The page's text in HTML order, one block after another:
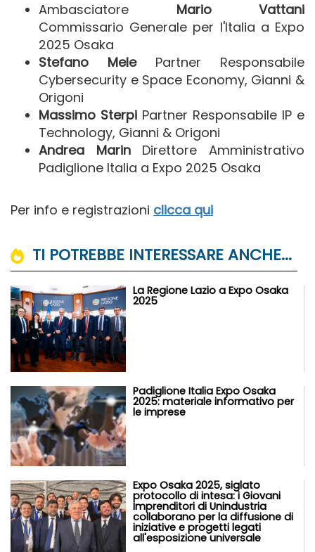
Ambasciatore Mario Vattani
Commissario Generale per l'Italia a Expo
2025 Osaka
Stefano MelePartner Responsabile
Cybersecurity e Space Economy, Gianni &
Origoni
Massimo Sterpi Partner Responsabile IP e
Technology, Gianni & Origoni
Andrea MarinDirettore Amministrativo
Padiglione Italia a Expo 2025 Osaka
Per info e registrazioni clicca qui
TI POTREBBE INTERESSARE ANCHE...
La Regione Lazio a Expo Osaka
2025
Padiglione Italia Expo Osaka
2025: materiale informativo per
le imprese
Expo Osaka 2025, siglato
protocollo di intesa: i Giovani
Imprenditori di Unindustria
collaborano per la diffusione di
iniziative e progetti legati
all'esposizione universale